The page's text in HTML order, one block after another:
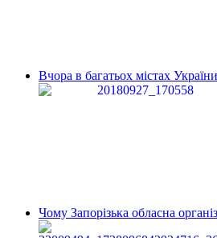
Вчора в багатьох містах
Чому Запорізька обласна